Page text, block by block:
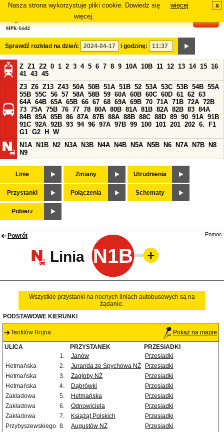
Nasza strona wykorzystuje pliki cookie. Dowiedz się
więcej.
więcej x
Sprawdź rozkład na dzień: i godzinę:
Z Z1 Z2 0 1 2 3 4 5 6 7 8 9 10A 10B 11 12 13 14 15 16
41 43 45
Z3 Z6 Z13 Z43 50A 50B 51A 51B 52 53A 53C 53B 54B 55A
55B 55C 56 57 58A 58B 59 60A 60B 60C 60D 61 62 63
64A 64B 65A 65B 66 67 68 69A 69B 70 71A 71B 72A 72B
73 75A 75B 76 77 78 80A 80B 81A 81B 82A 82B 83 84A
84B 85A 85B 86 87A 87B 88A 88B 88C 88D 89 90 91A 91B
91C 92A 92B 93 94 96 97A 97B 99 100 101 201 202 6.
F1
G1 G2 H
W
N1A
N1B N2 N3A N3B N4A N4B N5A N5B N6 N7A N7B
N8
N9
Linie Zmiany Utrudnienia
Przystanki Połączenia Schematy
Pobierz
Powrót
Linia N1B
Pomoc
Wszystkie przystanki na nocnych liniach autobusowych są na
żądanie.
PODSTAWOWE KIERUNKI
Teofilów Rojna Pokaż na mapie
ULICA PRZYSTANEK
PRZESIADKI
1.
Janów
Przesiadki
Hetmańska
2. Juranda ze Spychowa NŻ
Przesiadki
Hetmańska
3. Zagłoby NŻ
Przesiadki
Hetmańska
4. Dąbrówki
Przesiadki
Zakładowa
5. Hetmańska
Przesiadki
Zakładowa
6. Odnowiciela
Przesiadki
Zakładowa
7. Książąt Polskich
Przesiadki
Przybyszewskiego 8. Augustów NŻ
Przesiadki